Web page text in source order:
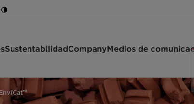
SustentabilidadCompanyMedios de